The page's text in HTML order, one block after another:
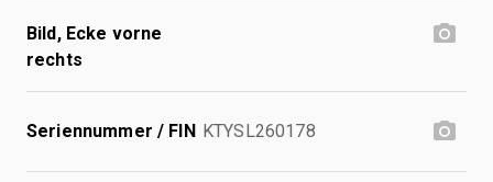
Bild, Ecke vorne
rechts
Seriennummer / FIN KTYSL260178